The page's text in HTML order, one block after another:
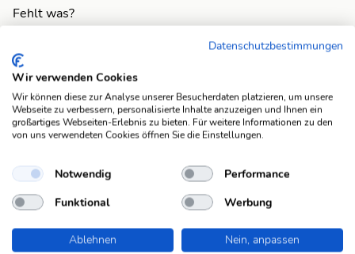
Fehlt was?
nach unbedingt da sein sollte? Füge Deine eigene Lösung
hinzu und bereichere unsere Datenbank!
Mach mit und registriere dich! oder melde dich an
Die KWDB ist dein zuverlässiger Partner für
verschiedene Arten von Rätseln, darunter Schüttelrätsel,
Anagramme, Brückenrätsel, Schwedenrätsel und
Kreuzworträtsel. Mit unseren praktischen Suchfunktionen
meisterst du spielend leicht jede Herausforderung. Wenn
Datenschutzbestimmungen
Wir verwenden Cookies
Wir können diese zur Analyse unserer Besucherdaten platzieren, um unsere
Webseite zu verbessern, personalisierte Inhalte anzuzeigen und Ihnen ein
großartiges Webseiten-Erlebnis zu bieten. Für weitere Informationen zu den
von uns verwendeten Cookies öffnen Sie die Einstellungen.
Notwendig
Performance
Funktional
Werbung
Ablehnen
Nein, anpassen